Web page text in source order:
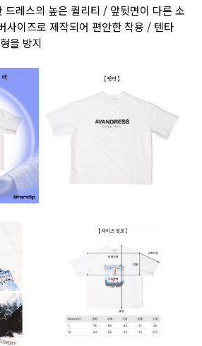
드레스의 높은 퀄리티 / 앞뒷면이 다른 소
사이즈로 제작되어 편안한 착용 / 텐타
을 방지